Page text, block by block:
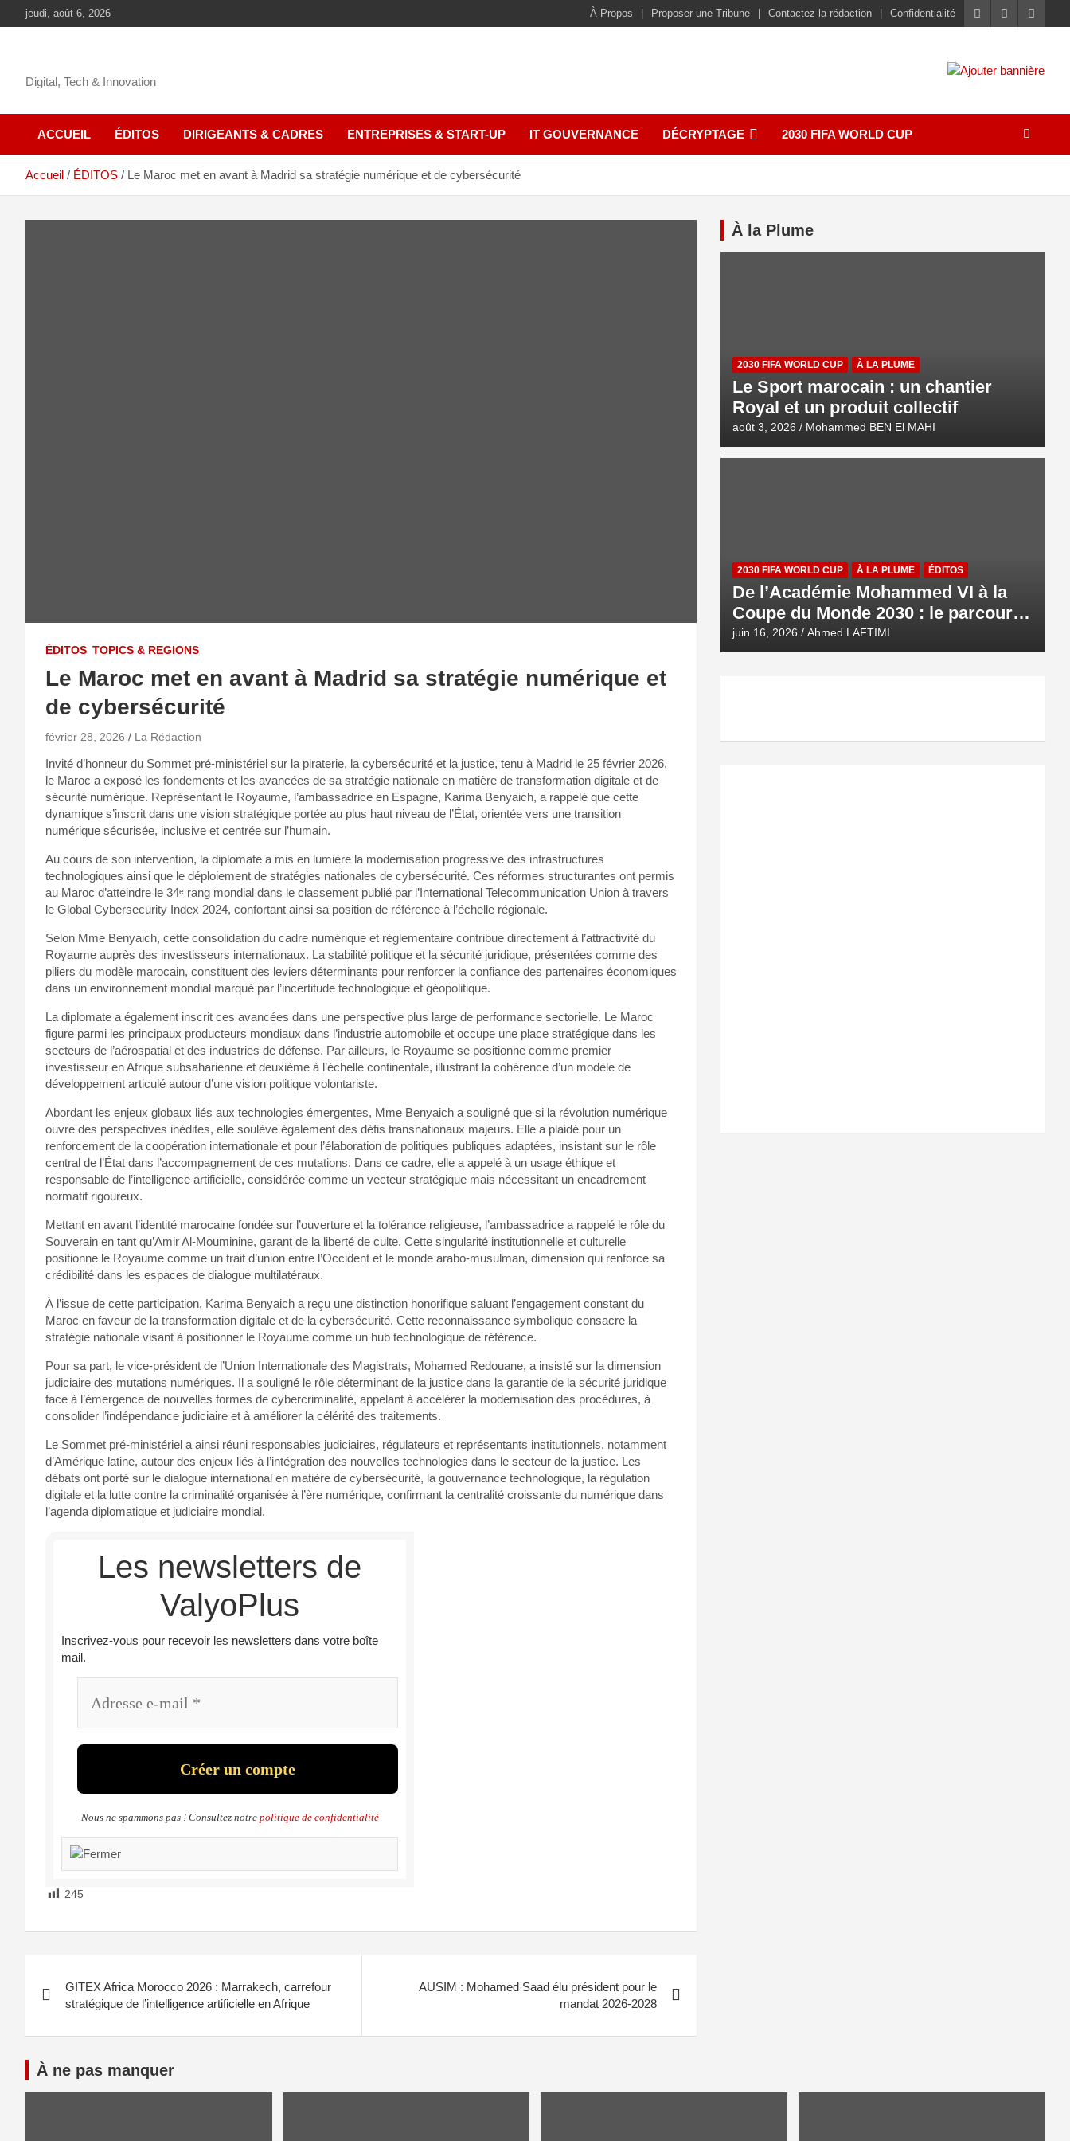
jeudi, août 6, 2026 À Propos Proposer une Tribune Contactez la rédaction Confidentialité
Digital, Tech & Innovation
ACCUEIL ÉDITOS DIRIGEANTS & CADRES ENTREPRISES & START-UP IT GOUVERNANCE DÉCRYPTAGE 2030 FIFA WORLD CUP
Accueil ÉDITOS Le Maroc met en avant à Madrid sa stratégie numérique et de cybersécurité
ÉDITOS TOPICS & REGIONS
Le Maroc met en avant à Madrid sa stratégie numérique et
de cybersécurité
février 28, 2026 La Rédaction
Invité d’honneur du Sommet pré-ministériel sur la piraterie, la cybersécurité et la justice, tenu à Madrid le 25 février 2026,
le Maroc a exposé les fondements et les avancées de sa stratégie nationale en matière de transformation digitale et de
sécurité numérique. Représentant le Royaume, l’ambassadrice en Espagne, Karima Benyaich, a rappelé que cette
dynamique s’inscrit dans une vision stratégique portée au plus haut niveau de l’État, orientée vers une transition
numérique sécurisée, inclusive et centrée sur l’humain.
Au cours de son intervention, la diplomate a mis en lumière la modernisation progressive des infrastructures
technologiques ainsi que le déploiement de stratégies nationales de cybersécurité. Ces réformes structurantes ont permis
au Maroc d’atteindre le 34ᵉ rang mondial dans le classement publié par l’International Telecommunication Union à travers
le Global Cybersecurity Index 2024, confortant ainsi sa position de référence à l’échelle régionale.
Selon Mme Benyaich, cette consolidation du cadre numérique et réglementaire contribue directement à l’attractivité du
Royaume auprès des investisseurs internationaux. La stabilité politique et la sécurité juridique, présentées comme des
piliers du modèle marocain, constituent des leviers déterminants pour renforcer la confiance des partenaires économiques
dans un environnement mondial marqué par l’incertitude technologique et géopolitique.
La diplomate a également inscrit ces avancées dans une perspective plus large de performance sectorielle. Le Maroc
figure parmi les principaux producteurs mondiaux dans l’industrie automobile et occupe une place stratégique dans les
secteurs de l’aérospatial et des industries de défense. Par ailleurs, le Royaume se positionne comme premier
investisseur en Afrique subsaharienne et deuxième à l’échelle continentale, illustrant la cohérence d’un modèle de
développement articulé autour d’une vision politique volontariste.
Abordant les enjeux globaux liés aux technologies émergentes, Mme Benyaich a souligné que si la révolution numérique
ouvre des perspectives inédites, elle soulève également des défis transnationaux majeurs. Elle a plaidé pour un
renforcement de la coopération internationale et pour l’élaboration de politiques publiques adaptées, insistant sur le rôle
central de l’État dans l’accompagnement de ces mutations. Dans ce cadre, elle a appelé à un usage éthique et
responsable de l’intelligence artificielle, considérée comme un vecteur stratégique mais nécessitant un encadrement
normatif rigoureux.
Mettant en avant l’identité marocaine fondée sur l’ouverture et la tolérance religieuse, l’ambassadrice a rappelé le rôle du
Souverain en tant qu’Amir Al-Mouminine, garant de la liberté de culte. Cette singularité institutionnelle et culturelle
positionne le Royaume comme un trait d’union entre l’Occident et le monde arabo-musulman, dimension qui renforce sa
crédibilité dans les espaces de dialogue multilatéraux.
À l’issue de cette participation, Karima Benyaich a reçu une distinction honorifique saluant l’engagement constant du
Maroc en faveur de la transformation digitale et de la cybersécurité. Cette reconnaissance symbolique consacre la
stratégie nationale visant à positionner le Royaume comme un hub technologique de référence.
Pour sa part, le vice-président de l’Union Internationale des Magistrats, Mohamed Redouane, a insisté sur la dimension
judiciaire des mutations numériques. Il a souligné le rôle déterminant de la justice dans la garantie de la sécurité juridique
face à l’émergence de nouvelles formes de cybercriminalité, appelant à accélérer la modernisation des procédures, à
consolider l’indépendance judiciaire et à améliorer la célérité des traitements.
Le Sommet pré-ministériel a ainsi réuni responsables judiciaires, régulateurs et représentants institutionnels, notamment
d’Amérique latine, autour des enjeux liés à l’intégration des nouvelles technologies dans le secteur de la justice. Les
débats ont porté sur le dialogue international en matière de cybersécurité, la gouvernance technologique, la régulation
digitale et la lutte contre la criminalité organisée à l’ère numérique, confirmant la centralité croissante du numérique dans
l’agenda diplomatique et judiciaire mondial.
Les newsletters de
ValyoPlus
Inscrivez-vous pour recevoir les newsletters dans votre boîte
mail.
Nous ne spammons pas ! Consultez notre politique de confidentialité
245
GITEX Africa Morocco 2026 : Marrakech, carrefour
stratégique de l’intelligence artificielle en Afrique
AUSIM : Mohamed Saad élu président pour le
mandat 2026-2028
À la Plume
2030 FIFA WORLD CUP À LA PLUME
Le Sport marocain : un chantier
Royal et un produit collectif
août 3, 2026 Mohammed BEN El MAHI
2030 FIFA WORLD CUP À LA PLUME ÉDITOS
De l’Académie Mohammed VI à la
Coupe du Monde 2030 : le parcours
d’une ambition royale
juin 16, 2026 Ahmed LAFTIMI
À ne pas manquer